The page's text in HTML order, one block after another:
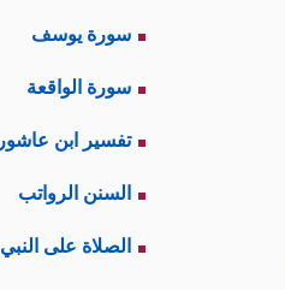
سورة يوسف
سورة الواقعة
تفسير ابن عاشور
السنن الرواتب
الصلاة على النبي